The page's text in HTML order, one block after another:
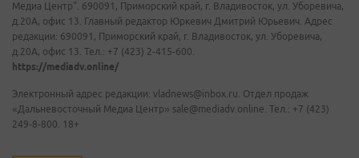
Медиа Центр". 690091, Приморский край, г. Владивосток, ул. Уборевича,
д.20А, офис 13. Главный редактор Юркевич Дмитрий Юрьевич. Адрес
редакции: 690091, Приморский край, г. Владивосток, ул. Уборевича,
д.20А, офис 13. Тел.: +7 (423) 2-415-600.
https://mediadv.online/
Электронный адрес редакции: vladnews@inbox.ru. Отдел продаж
«Дальневосточный Медиа Центр» sale@mediadv.online. Тел.: +7 (423)
249-8-800. 18+